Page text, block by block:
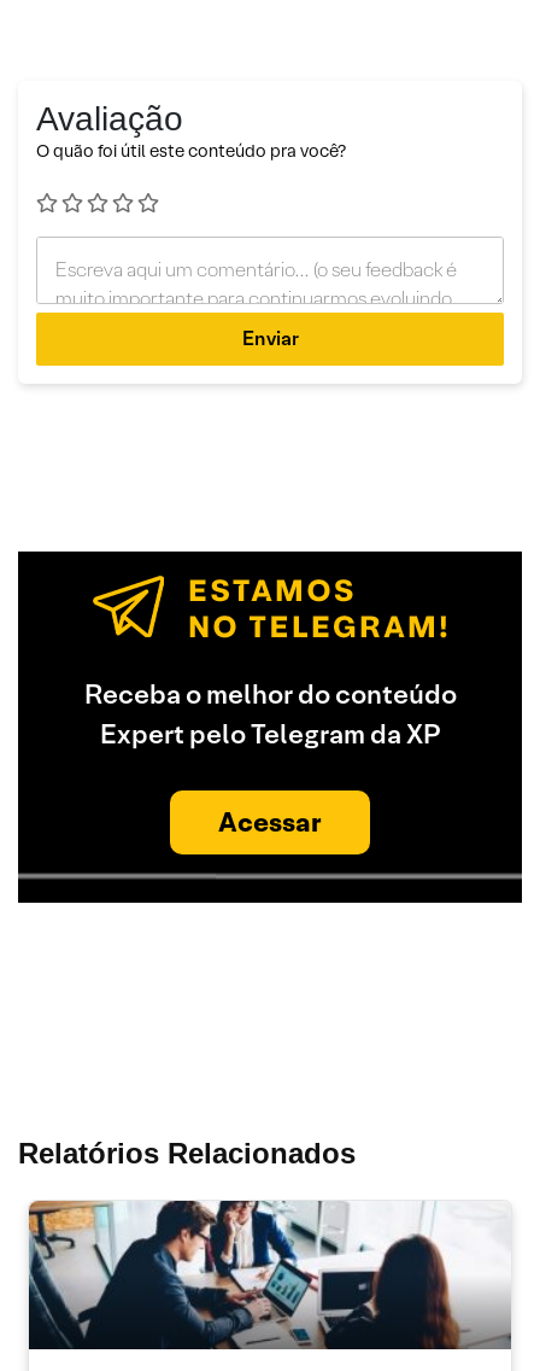
Avaliação
O quão foi útil este conteúdo pra você?
Enviar
Receba o melhor do conteúdo
Expert pelo Telegram da XP
Acessar
Relatórios Relacionados